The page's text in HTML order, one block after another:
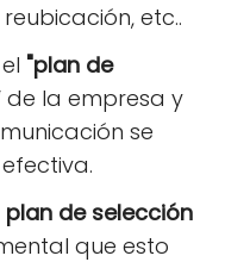
etc..
"plan de
de la empresa y
se
plan de selección
que esto